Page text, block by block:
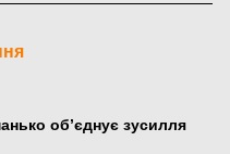
об’єднує зусилля